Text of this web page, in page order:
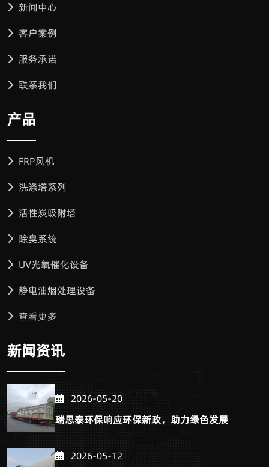
新闻中心
客户案例
服务承诺
联系我们
产品
FRP风机
洗涤塔系列
活性炭吸附塔
除臭系统
UV光氧催化设备
静电油烟处理设备
查看更多
新闻资讯
2026-05-20
瑞思泰环保响应环保新政，助力绿色发展
2026-05-12